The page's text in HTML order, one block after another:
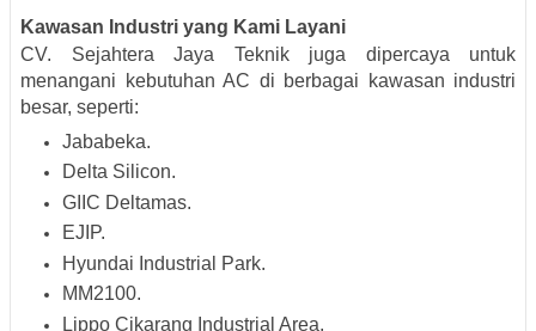
Kawasan Industri yang Kami Layani
CV. Sejahtera Jaya Teknik juga dipercaya untuk
menangani kebutuhan AC di berbagai kawasan industri
besar, seperti:
Jababeka.
Delta Silicon.
GIIC Deltamas.
EJIP.
Hyundai Industrial Park.
MM2100.
Lippo Cikarang Industrial Area.